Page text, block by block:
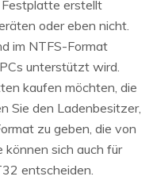
Festplatte erstellt
oder eben nicht.
im NTFS-Format
unterstützt wird.
kaufen möchten, die
Sie den Ladenbesitzer,
zu geben, die von
sich auch für
entscheiden.